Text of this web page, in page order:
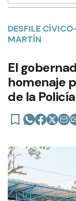
DESFILE
MARTÍN
El
homenaje
de la